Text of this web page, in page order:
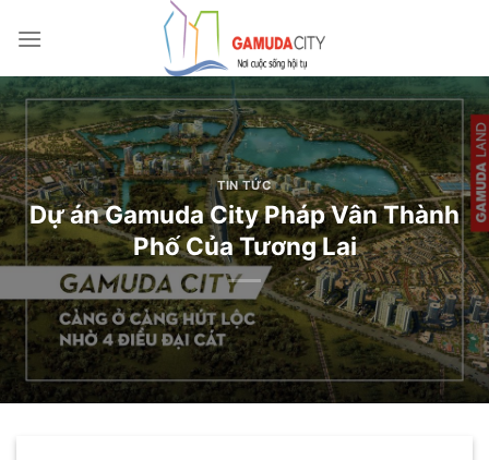
qua
dung
TIN TỨC
Dự án Gamuda City Pháp Vân Thành
Phố Của Tương Lai